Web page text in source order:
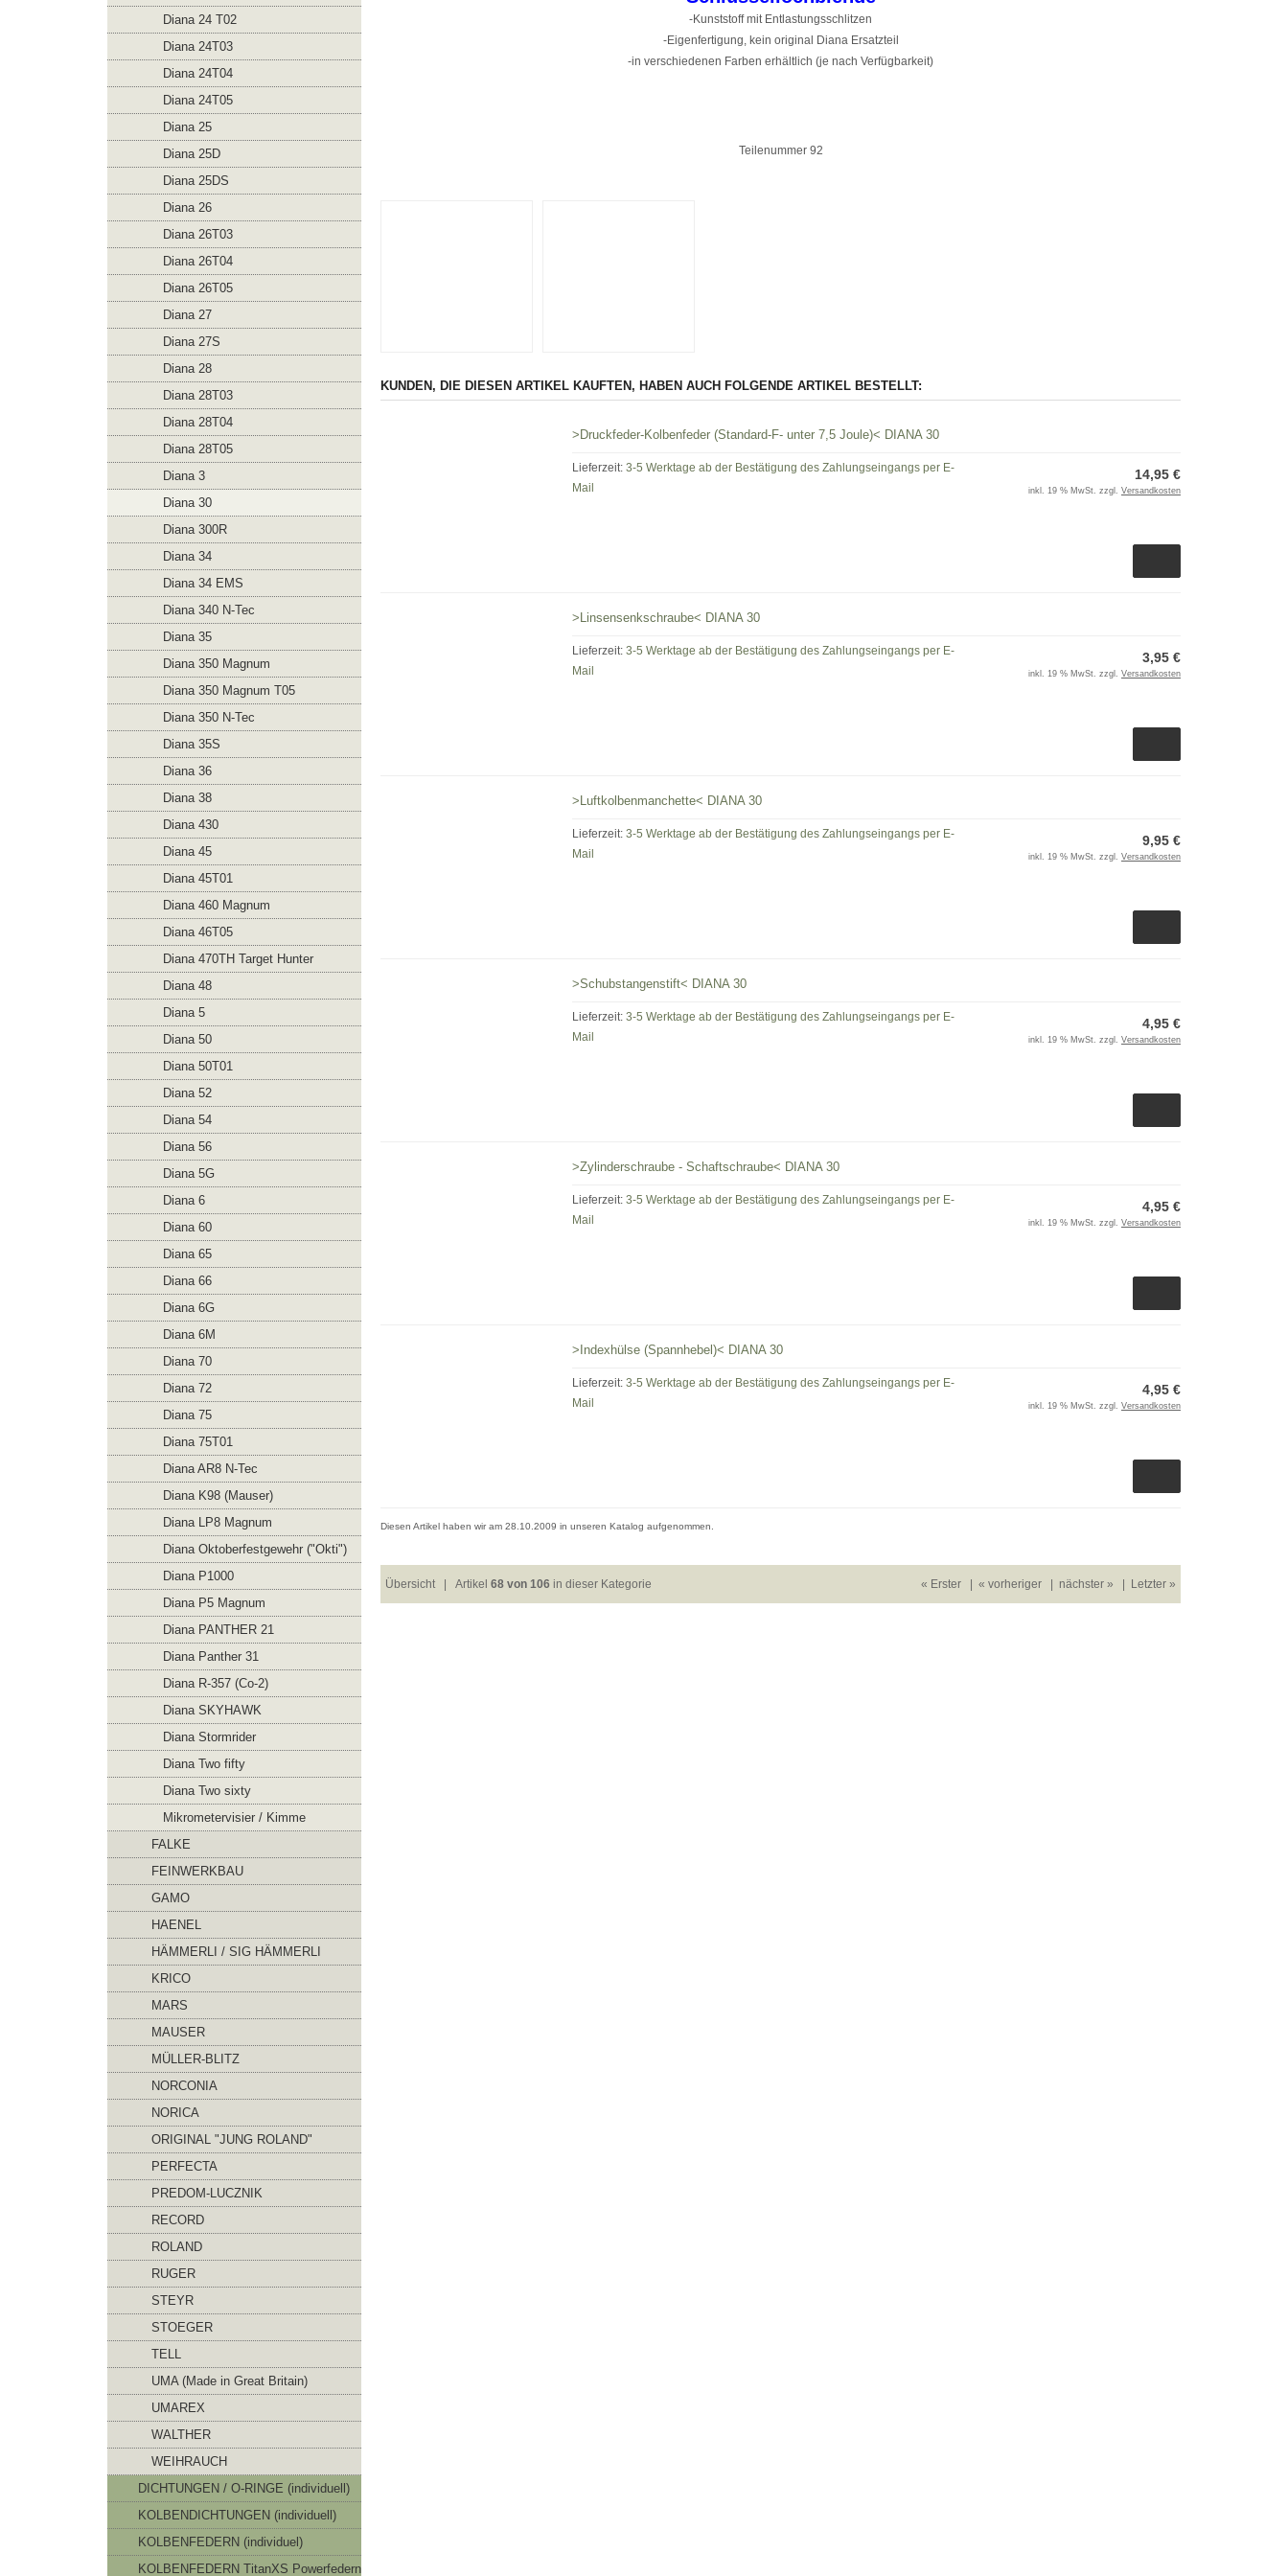
-Kunststoff mit Entlastungsschlitzen
-Eigenfertigung, kein original Diana Ersatzteil
-in verschiedenen Farben erhältlich (je nach Verfügbarkeit)
Teilenummer 92
KUNDEN, DIE DIESEN ARTIKEL KAUFTEN, HABEN AUCH FOLGENDE ARTIKEL BESTELLT:
>Druckfeder-Kolbenfeder (Standard-F- unter 7,5 Joule)< DIANA 30
Lieferzeit:3-5 Werktage ab der Bestätigung des Zahlungseingangs per E-
Mail
14,95 €
inkl. 19 % MwSt. zzgl. Versandkosten
>Linsensenkschraube< DIANA 30
Lieferzeit:3-5 Werktage ab der Bestätigung des Zahlungseingangs per E-
Mail
3,95 €
inkl. 19 % MwSt. zzgl. Versandkosten
>Luftkolbenmanchette< DIANA 30
Lieferzeit:3-5 Werktage ab der Bestätigung des Zahlungseingangs per E-
Mail
9,95 €
inkl. 19 % MwSt. zzgl. Versandkosten
>Schubstangenstift< DIANA 30
Lieferzeit:3-5 Werktage ab der Bestätigung des Zahlungseingangs per E-
Mail
4,95 €
inkl. 19 % MwSt. zzgl. Versandkosten
>Zylinderschraube - Schaftschraube< DIANA 30
Lieferzeit:3-5 Werktage ab der Bestätigung des Zahlungseingangs per E-
Mail
4,95 €
inkl. 19 % MwSt. zzgl. Versandkosten
>Indexhülse (Spannhebel)< DIANA 30
Lieferzeit:3-5 Werktage ab der Bestätigung des Zahlungseingangs per E-
Mail
4,95 €
inkl. 19 % MwSt. zzgl. Versandkosten
Diesen Artikel haben wir am 28.10.2009 in unseren Katalog aufgenommen.
Übersicht| Artikel 68 von 106 in dieser Kategorie « Erster « vorheriger nächster » Letzter »
Diana 24 T02
Diana 24T03
Diana 24T04
Diana 24T05
Diana 25
Diana 25D
Diana 25DS
Diana 26
Diana 26T03
Diana 26T04
Diana 26T05
Diana 27
Diana 27S
Diana 28
Diana 28T03
Diana 28T04
Diana 28T05
Diana 3
Diana 30
Diana 300R
Diana 34
Diana 34 EMS
Diana 340 N-Tec
Diana 35
Diana 350 Magnum
Diana 350 Magnum T05
Diana 350 N-Tec
Diana 35S
Diana 36
Diana 38
Diana 430
Diana 45
Diana 45T01
Diana 460 Magnum
Diana 46T05
Diana 470TH Target Hunter
Diana 48
Diana 5
Diana 50
Diana 50T01
Diana 52
Diana 54
Diana 56
Diana 5G
Diana 6
Diana 60
Diana 65
Diana 66
Diana 6G
Diana 6M
Diana 70
Diana 72
Diana 75
Diana 75T01
Diana AR8 N-Tec
Diana K98 (Mauser)
Diana LP8 Magnum
Diana Oktoberfestgewehr ("Okti")
Diana P1000
Diana P5 Magnum
Diana PANTHER 21
Diana Panther 31
Diana R-357 (Co-2)
Diana SKYHAWK
Diana Stormrider
Diana Two fifty
Diana Two sixty
Mikrometervisier / Kimme
FALKE
FEINWERKBAU
GAMO
HAENEL
HÄMMERLI / SIG HÄMMERLI
KRICO
MARS
MAUSER
MÜLLER-BLITZ
NORCONIA
NORICA
ORIGINAL "JUNG ROLAND"
PERFECTA
PREDOM-LUCZNIK
RECORD
ROLAND
RUGER
STEYR
STOEGER
TELL
UMA (Made in Great Britain)
UMAREX
WALTHER
WEIHRAUCH
DICHTUNGEN / O-RINGE (individuell)
KOLBENDICHTUNGEN (individuell)
KOLBENFEDERN (individuel)
KOLBENFEDERN TitanXS Powerfedern